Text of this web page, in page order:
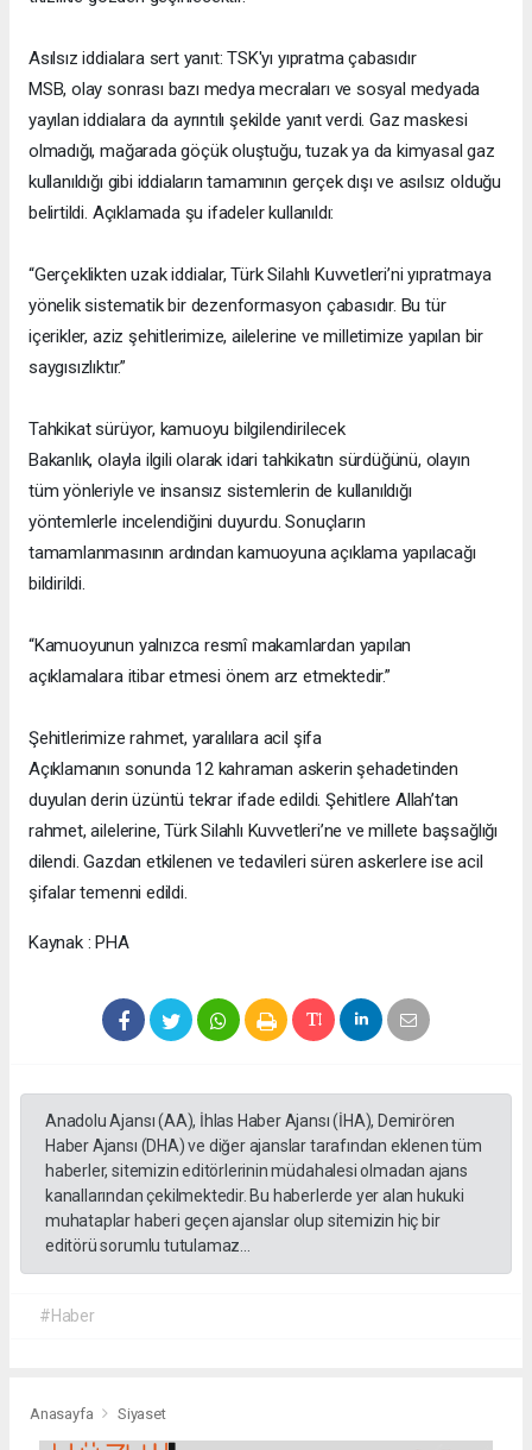
Asılsız iddialara sert yanıt: TSK'yı yıpratma çabasıdır
MSB, olay sonrası bazı medya mecraları ve sosyal medyada
yayılan iddialara da ayrıntılı şekilde yanıt verdi. Gaz maskesi
olmadığı, mağarada göçük oluştuğu, tuzak ya da kimyasal gaz
kullanıldığı gibi iddiaların tamamının gerçek dışı ve asılsız olduğu
belirtildi. Açıklamada şu ifadeler kullanıldı:
“Gerçeklikten uzak iddialar, Türk Silahlı Kuvvetleri’ni yıpratmaya
yönelik sistematik bir dezenformasyon çabasıdır. Bu tür
içerikler, aziz şehitlerimize, ailelerine ve milletimize yapılan bir
saygısızlıktır.”
Tahkikat sürüyor, kamuoyu bilgilendirilecek
Bakanlık, olayla ilgili olarak idari tahkikatın sürdüğünü, olayın
tüm yönleriyle ve insansız sistemlerin de kullanıldığı
yöntemlerle incelendiğini duyurdu. Sonuçların
tamamlanmasının ardından kamuoyuna açıklama yapılacağı
bildirildi.
“Kamuoyunun yalnızca resmî makamlardan yapılan
açıklamalara itibar etmesi önem arz etmektedir.”
Şehitlerimize rahmet, yaralılara acil şifa
Açıklamanın sonunda 12 kahraman askerin şehadetinden
duyulan derin üzüntü tekrar ifade edildi. Şehitlere Allah’tan
rahmet, ailelerine, Türk Silahlı Kuvvetleri’ne ve millete başsağlığı
dilendi. Gazdan etkilenen ve tedavileri süren askerlere ise acil
şifalar temenni edildi.
Kaynak : PHA
Anadolu Ajansı (AA), İhlas Haber Ajansı (İHA), Demirören
Haber Ajansı (DHA) ve diğer ajanslar tarafından eklenen tüm
haberler, sitemizin editörlerinin müdahalesi olmadan ajans
kanallarından çekilmektedir. Bu haberlerde yer alan hukuki
muhataplar haberi geçen ajanslar olup sitemizin hiç bir
editörü sorumlu tutulamaz...
#Haber
Anasayfa Siyaset